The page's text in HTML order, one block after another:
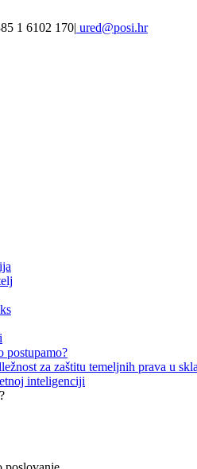
1 6102 170| ured@posi.hr
postupamo?
za zaštitu temeljnih prava u
inteligenciji